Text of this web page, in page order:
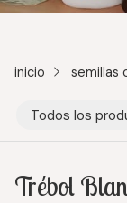
inicio semillas
Todos los
Trébol